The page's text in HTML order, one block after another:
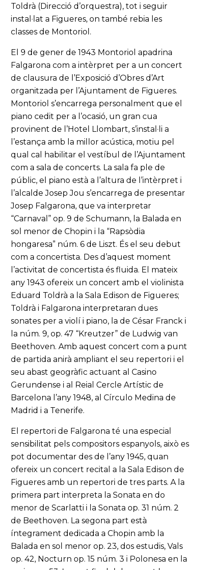
Toldrà (Direcció d’orquestra), tot i seguir
instal·lat a Figueres, on també rebia les
classes de Montoriol.
El 9 de gener de 1943 Montoriol apadrina
Falgarona com a intèrpret per a un concert
de clausura de l’Exposició d’Obres d’Art
organitzada per l’Ajuntament de Figueres.
Montoriol s’encarrega personalment que el
piano cedit per a l’ocasió, un gran cua
provinent de l’Hotel Llombart, s’instal·li a
l’estança amb la millor acústica, motiu pel
qual cal habilitar el vestíbul de l’Ajuntament
com a sala de concerts. La sala fa ple de
públic, el piano està a l’altura de l’intèrpret i
l’alcalde Josep Jou s’encarrega de presentar
Josep Falgarona, que va interpretar
“Carnaval” op. 9 de Schumann, la Balada en
sol menor de Chopin i la “Rapsòdia
hongaresa” núm. 6 de Liszt. És el seu debut
com a concertista. Des d’aquest moment
l’activitat de concertista és fluida. El mateix
any 1943 ofereix un concert amb el violinista
Eduard Toldrà a la Sala Edison de Figueres;
Toldrà i Falgarona interpretaran dues
sonates per a violí i piano, la de César Franck i
la núm. 9, op. 47 “Kreutzer” de Ludwig van
Beethoven. Amb aquest concert com a punt
de partida anirà ampliant el seu repertori i el
seu abast geogràfic actuant al Casino
Gerundense i al Reial Cercle Artístic de
Barcelona l’any 1948, al Círculo Medina de
Madrid i a Tenerife.
El repertori de Falgarona té una especial
sensibilitat pels compositors espanyols, això es
pot documentar des de l’any 1945, quan
ofereix un concert recital a la Sala Edison de
Figueres amb un repertori de tres parts. A la
primera part interpreta la Sonata en do
menor de Scarlatti i la Sonata op. 31 núm. 2
de Beethoven. La segona part està
íntegrament dedicada a Chopin amb la
Balada en sol menor op. 23, dos estudis, Vals
op. 42, Nocturn op. 15 núm. 3 i Polonesa en la